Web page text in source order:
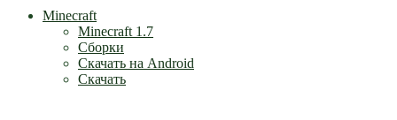
Minecraft
Minecraft 1.7
Сборки
Скачать на Android
Скачать